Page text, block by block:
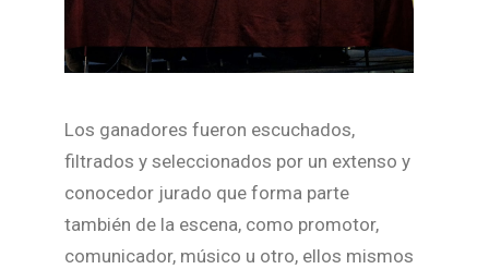
Los ganadores fueron escuchados,
filtrados y seleccionados por un extenso y
conocedor jurado que forma parte
también de la escena, como promotor,
comunicador, músico u otro, ellos mismos